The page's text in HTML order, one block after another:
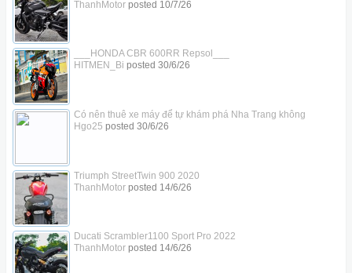
ThanhMotorposted 10/7/26
___HONDA CBR 600RR Repsol___
HITMEN_Bi posted 30/6/26
Có nên thuê xe máy để tự khám phá Nha Trang không
Hgo25 posted 30/6/26
Triumph StreetTwin 900 2020
ThanhMotorposted 14/6/26
Ducati Scrambler1100 Sport Pro 2022
ThanhMotorposted 14/6/26